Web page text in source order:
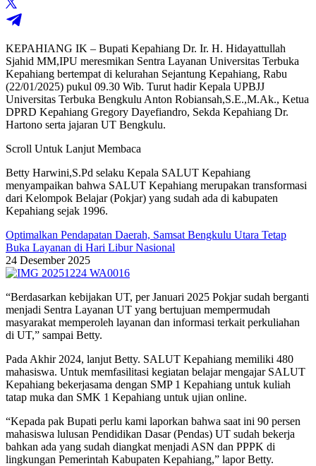
KEPAHIANG IK – Bupati Kepahiang Dr. Ir. H. Hidayattullah
Sjahid MM,IPU meresmikan Sentra Layanan Universitas Terbuka
Kepahiang bertempat di kelurahan Sejantung Kepahiang, Rabu
(22/01/2025) pukul 09.30 Wib. Turut hadir Kepala UPBJJ
Universitas Terbuka Bengkulu Anton Robiansah,S.E.,M.Ak., Ketua
DPRD Kepahiang Gregory Dayefiandro, Sekda Kepahiang Dr.
Hartono serta jajaran UT Bengkulu.
Scroll Untuk Lanjut Membaca
Betty Harwini,S.Pd selaku Kepala SALUT Kepahiang
menyampaikan bahwa SALUT Kepahiang merupakan transformasi
dari Kelompok Belajar (Pokjar) yang sudah ada di kabupaten
Kepahiang sejak 1996.
Optimalkan Pendapatan Daerah, Samsat Bengkulu Utara Tetap
Buka Layanan di Hari Libur Nasional
24 Desember 2025
“Berdasarkan kebijakan UT, per Januari 2025 Pokjar sudah berganti
menjadi Sentra Layanan UT yang bertujuan mempermudah
masyarakat memperoleh layanan dan informasi terkait perkuliahan
di UT,” sampai Betty.
Pada Akhir 2024, lanjut Betty. SALUT Kepahiang memiliki 480
mahasiswa. Untuk memfasilitasi kegiatan belajar mengajar SALUT
Kepahiang bekerjasama dengan SMP 1 Kepahiang untuk kuliah
tatap muka dan SMK 1 Kepahiang untuk ujian online.
“Kepada pak Bupati perlu kami laporkan bahwa saat ini 90 persen
mahasiswa lulusan Pendidikan Dasar (Pendas) UT sudah bekerja
bahkan ada yang sudah diangkat menjadi ASN dan PPPK di
lingkungan Pemerintah Kabupaten Kepahiang,” lapor Betty.